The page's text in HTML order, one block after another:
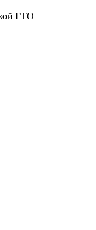
ГТО